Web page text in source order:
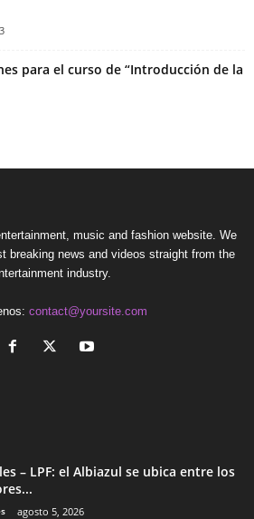
para el curso de “Introducción de la
music and fashion website. We
breaking news and videos straight from the
industry.
contact@yoursite.com
– LPF: el Albiazul se ubica entre los
agosto 5, 2026